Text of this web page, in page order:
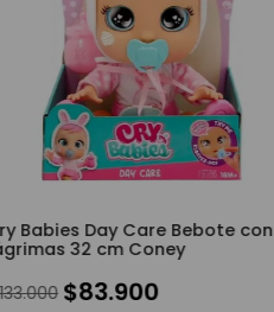
Babies Day Care Bebote con
32 cm Coney
.000 $83.900